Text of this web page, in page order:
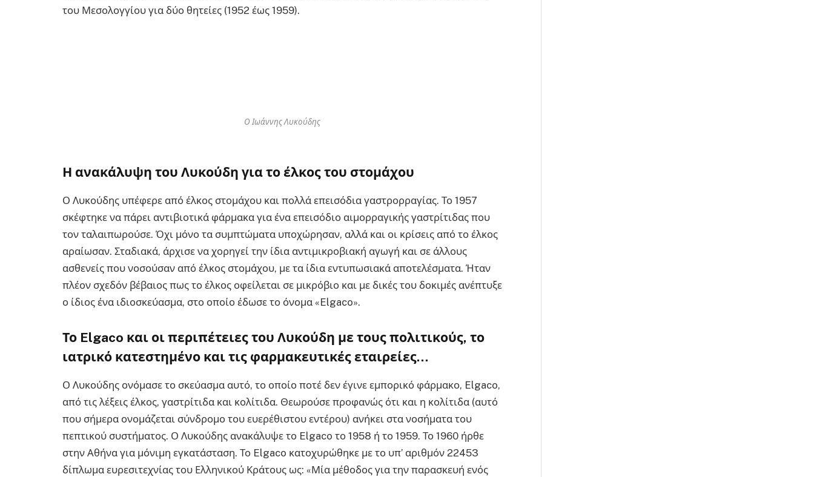
του Μεσολογγίου για δύο θητείες (1952 έως 1959).
Ο Ιωάννης Λυκούδης
Η ανακάλυψη του Λυκούδη για το έλκος του στομάχου
Ο Λυκούδης υπέφερε από έλκος στομάχου και πολλά επεισόδια γαστρορραγίας. Το 1957
σκέφτηκε να πάρει αντιβιοτικά φάρμακα για ένα επεισόδιο αιμορραγικής γαστρίτιδας που
τον ταλαιπωρούσε. Όχι μόνο τα συμπτώματα υποχώρησαν, αλλά και οι κρίσεις από το έλκος
αραίωσαν. Σταδιακά, άρχισε να χορηγεί την ίδια αντιμικροβιακή αγωγή και σε άλλους
ασθενείς που νοσούσαν από έλκος στομάχου, με τα ίδια εντυπωσιακά αποτελέσματα. Ήταν
πλέον σχεδόν βέβαιος πως το έλκος οφείλεται σε μικρόβιο και με δικές του δοκιμές ανέπτυξε
ο ίδιος ένα ιδιοσκεύασμα, στο οποίο έδωσε το όνομα «Elgaco».
Το Elgaco και οι περιπέτειες του Λυκούδη με τους πολιτικούς, το
ιατρικό κατεστημένο και τις φαρμακευτικές εταιρείες…
Ο Λυκούδης ονόμασε το σκεύασμα αυτό, το οποίο ποτέ δεν έγινε εμπορικό φάρμακο, Elgaco,
από τις λέξεις έλκος, γαστρίτιδα και κολίτιδα. Θεωρούσε προφανώς ότι και η κολίτιδα (αυτό
που σήμερα ονομάζεται σύνδρομο του ευερέθιστου εντέρου) ανήκει στα νοσήματα του
πεπτικού συστήματος. Ο Λυκούδης ανακάλυψε το Elgaco το 1958 ή το 1959. Το 1960 ήρθε
στην Αθήνα για μόνιμη εγκατάσταση. Το Elgaco κατοχυρώθηκε με το υπ’ αριθμόν 22453
δίπλωμα ευρεσιτεχνίας του Ελληνικού Κράτους ως: «Μία μέθοδος για την παρασκευή ενός